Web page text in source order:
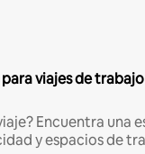
viajes de
Encuentra una
y espacios de